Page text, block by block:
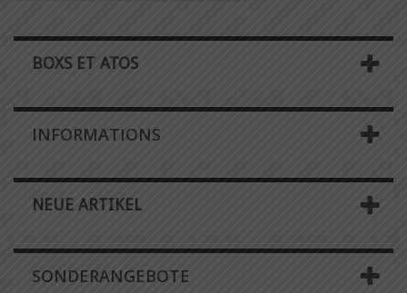
BOXS ET ATOS
INFORMATIONS
NEUE ARTIKEL
SONDERANGEBOTE